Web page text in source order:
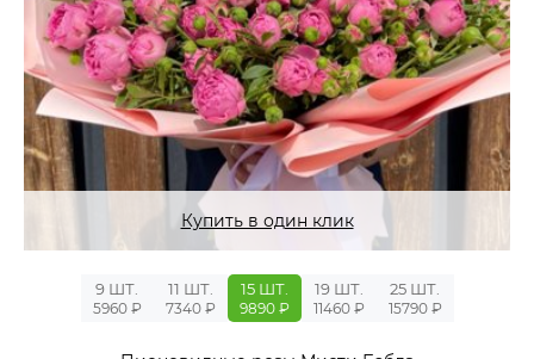
Купить в один клик
9 ШТ.
5960 ₽
11 ШТ.
7340 ₽
15 ШТ.
9890 ₽
19 ШТ.
11460 ₽
25 ШТ.
15790 ₽